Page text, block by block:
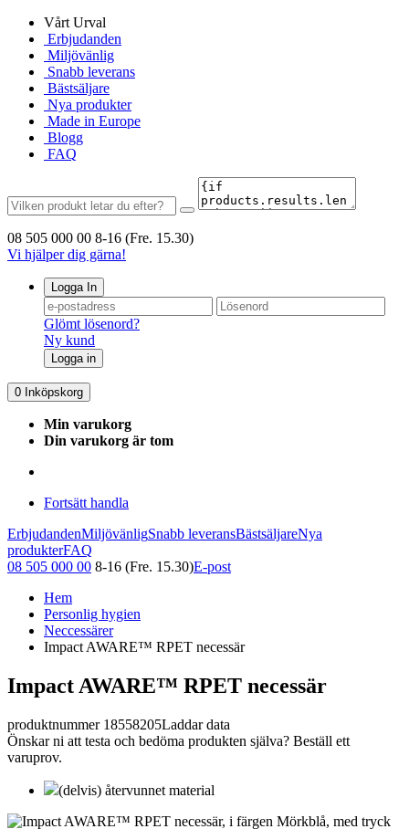
Vårt Urval
Erbjudanden
Miljövänlig
Snabb leverans
Bästsäljare
Nya produkter
Made in Europe
Blogg
FAQ
08 505 000 00 8-16 (Fre. 15.30)
Vi hjälper dig gärna!
Logga In
Glömt lösenord?
Ny kund
Logga in
0 Inköpskorg
Min varukorg
Din varukorg är tom
Fortsätt handla
ErbjudandenMiljövänligSnabb leveransBästsäljareNya
produkterFAQ
08 505 000 00 8-16 (Fre. 15.30)E-post
Hem
Personlig hygien
Neccessärer
Impact AWARE™ RPET necessär
Impact AWARE™ RPET necessär
produktnummer 18558205Laddar data
Önskar ni att testa och bedöma produkten själva? Beställ ett
varuprov.
(delvis) återvunnet material